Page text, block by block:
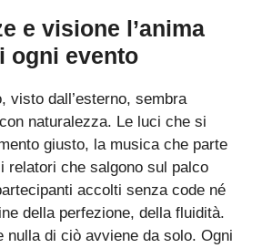
e visione l’anima
ogni evento
visto dall’esterno, sembra
naturalezza. Le luci che si
giusto, la musica che parte
relatori che salgono sul palco
accolti senza code né
della perfezione, della fluidità.
nulla di ciò avviene da solo. Ogni